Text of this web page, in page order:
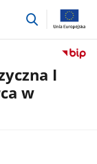
przejdź
I
w